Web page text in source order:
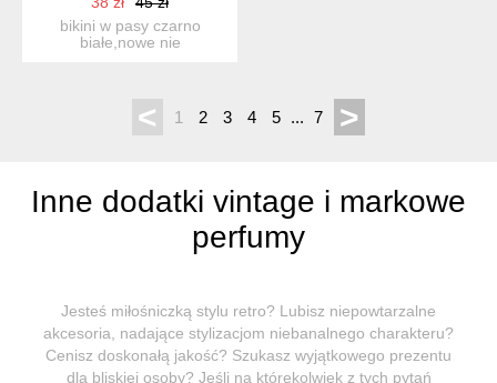
bikini w pasy czarno
białe,nowe nie
< 1 2 3 4 5 ... 7 >
Inne dodatki vintage i markowe
perfumy
Jesteś miłośniczką stylu retro? Lubisz niepowtarzalne
akcesoria, nadające stylizacjom niebanalnego charakteru?
Cenisz doskonałą jakość? Szukasz wyjątkowego prezentu
dla bliskiej osoby? Jeśli na którekolwiek z tych pytań